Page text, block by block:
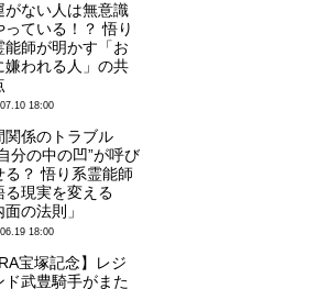
がない人は無意識
っている！？ 悟り
能師が明かす「お
嫌われる人」の共
18:00
関係のトラブル
分の中の凹”が呼び
る？ 悟り系霊能師
る現実を変える
面の法則」
18:00
宝塚記念】レジ
ド武豊騎手がまた